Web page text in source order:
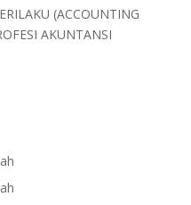
(ACCOUNTING
AKUNTANSI